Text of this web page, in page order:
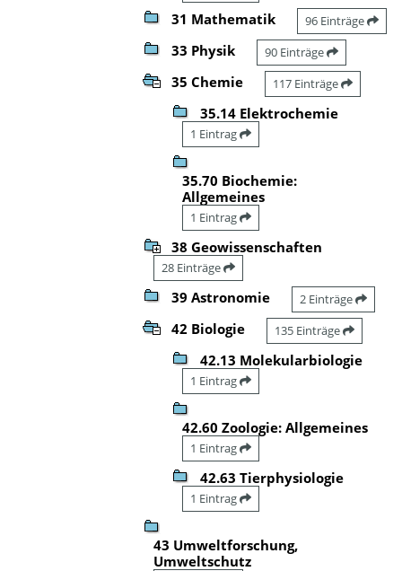
31 Mathematik 96 Einträge
33 Physik 90 Einträge
35 Chemie 117 Einträge
35.14 Elektrochemie
1 Eintrag
35.70 Biochemie:
Allgemeines
1 Eintrag
38 Geowissenschaften
28 Einträge
39 Astronomie 2 Einträge
42 Biologie 135 Einträge
42.13 Molekularbiologie
1 Eintrag
42.60 Zoologie: Allgemeines
1 Eintrag
42.63 Tierphysiologie
1 Eintrag
43 Umweltforschung,
Umweltschutz